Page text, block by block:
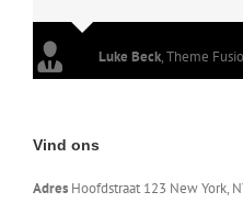
Luke Beck,Theme
Vind ons
Adres Hoofdstraat 123 New York,